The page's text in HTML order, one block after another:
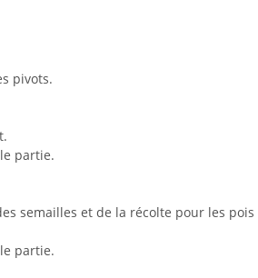
pivots.
partie.
semailles et de la récolte pour les pois
partie.